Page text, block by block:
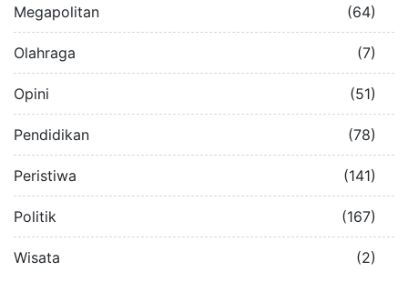
Megapolitan (64)
Olahraga (7)
Opini (51)
Pendidikan (78)
Peristiwa (141)
Politik (167)
Wisata (2)